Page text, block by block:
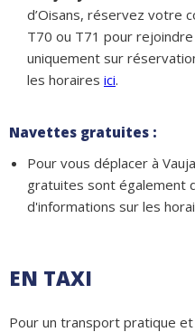
d’Oisans, réservez votre
T70 ou T71 pour
uniquement sur
les horaires ici.
Navettes gratuites :
Pour vous déplacer à
gratuites sont également
d'informations sur les
EN TAXI
Pour un transport pratique